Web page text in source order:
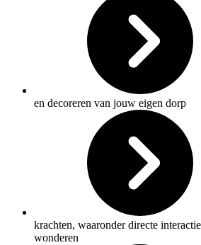
en decoreren van jouw eigen dorp
krachten, waaronder directe
wonderen